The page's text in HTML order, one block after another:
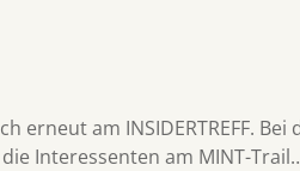
erneut am INSIDERTREFF.
Interessenten am MINT-